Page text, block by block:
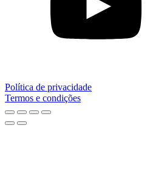
Política de privacidade
Termos e condições